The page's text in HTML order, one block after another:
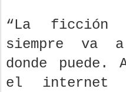
“La ficción
siempre va
donde puede.
el internet